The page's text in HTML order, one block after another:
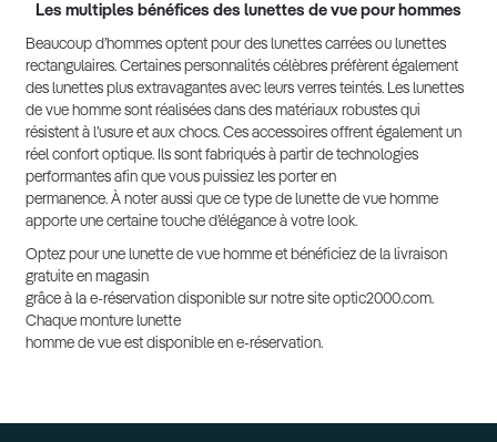
Les multiples bénéfices des lunettes de vue pour hommes
Beaucoup d’hommes optent pour des lunettes carrées ou lunettes
rectangulaires. Certaines personnalités célèbres préfèrent également
des lunettes plus extravagantes avec leurs verres teintés. Les lunettes
de vue homme sont réalisées dans des matériaux robustes qui
résistent à l’usure et aux chocs. Ces accessoires offrent également un
réel confort optique. Ils sont fabriqués à partir de technologies
performantes afin que vous puissiez les porter en
permanence. À noter aussi que ce type de lunette de vue homme
apporte une certaine touche d’élégance à votre look.
Optez pour une lunette de vue homme et bénéficiez de la livraison
gratuite en magasin
grâce à la e-réservation disponible sur notre site optic2000.com.
Chaque monture lunette
homme de vue est disponible en e-réservation.